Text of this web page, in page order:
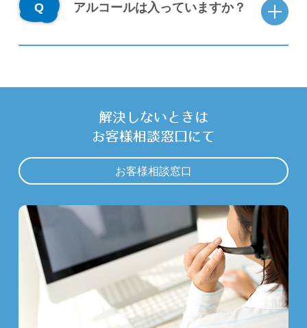
アルコールは入っていますか？
解決しないときは
お客様相談窓口にて
お客様相談窓口